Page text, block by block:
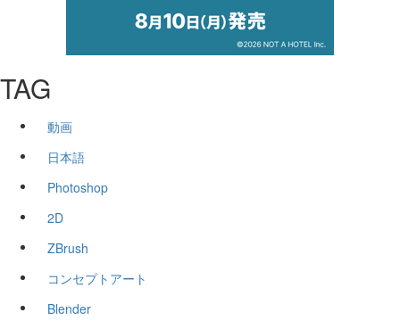
TAG
動画
日本語
Photoshop
2D
ZBrush
コンセプトアート
Blender